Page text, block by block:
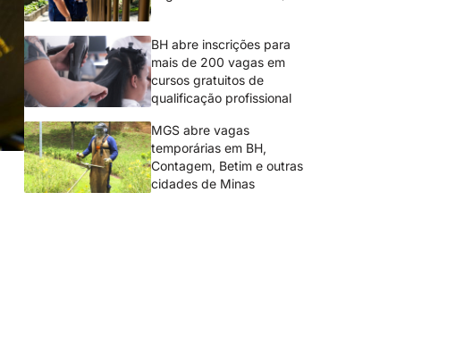
BH abre inscrições para
mais de 200 vagas em
cursos gratuitos de
qualificação profissional
MGS abre vagas
temporárias em BH,
Contagem, Betim e outras
cidades de Minas